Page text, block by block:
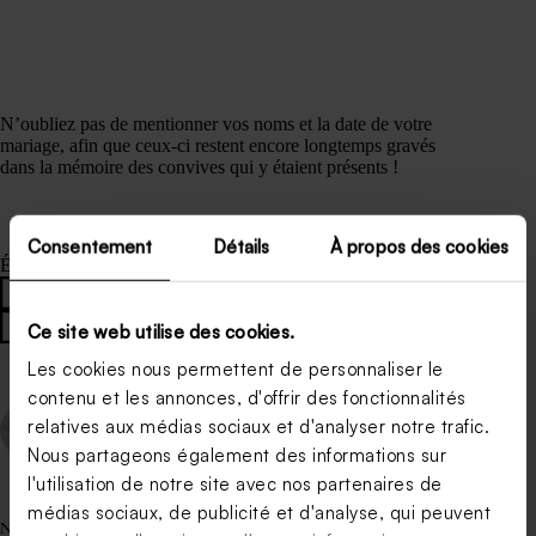
Consentement Détails À propos des cookies
Ce site web utilise des cookies.
Les cookies nous permettent de personnaliser le
contenu et les annonces, d'offrir des fonctionnalités
relatives aux médias sociaux et d'analyser notre trafic.
Nous partageons également des informations sur
l'utilisation de notre site avec nos partenaires de
médias sociaux, de publicité et d'analyse, qui peuvent
N’oubliez pas de mentionner vos noms et la date de votre
mariage, afin que ceux-ci restent encore longtemps gravés
dans la mémoire des convives qui y étaient présents !
Étiquettes
remerciement mariage personnalisé
PRÉCÉDENT SUIVANT
Nos articles les plus lus.